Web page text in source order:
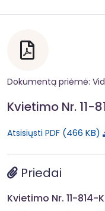
Dokumentą priėmė:
Kvietimo Nr. 11-
Atsisiųsti PDF 466 KB
Priedai
Kvietimo Nr. 11-814-